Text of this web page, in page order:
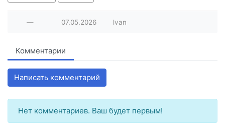
— 07.05.2026 lvan
Комментарии
Написать комментарий
Нет комментариев. Ваш будет первым!